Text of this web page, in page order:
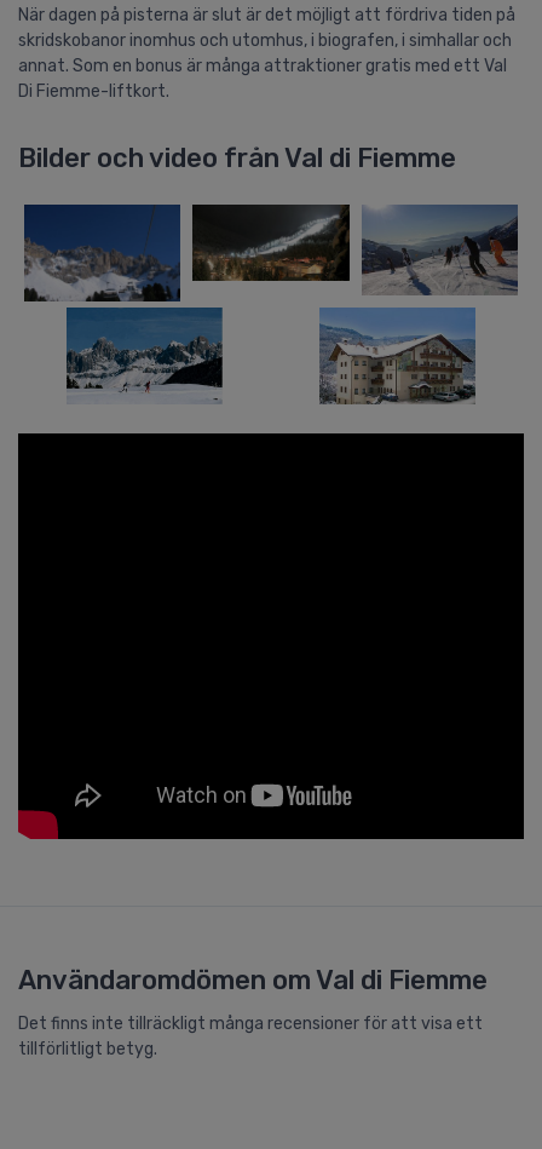
När dagen på pisterna är slut är det möjligt att fördriva tiden på
skridskobanor inomhus och utomhus, i biografen, i simhallar och
annat. Som en bonus är många attraktioner gratis med ett Val
Di Fiemme-liftkort.
Bilder och video från Val di Fiemme
Användaromdömen om Val di Fiemme
Det finns inte tillräckligt många recensioner för att visa ett
tillförlitligt betyg.